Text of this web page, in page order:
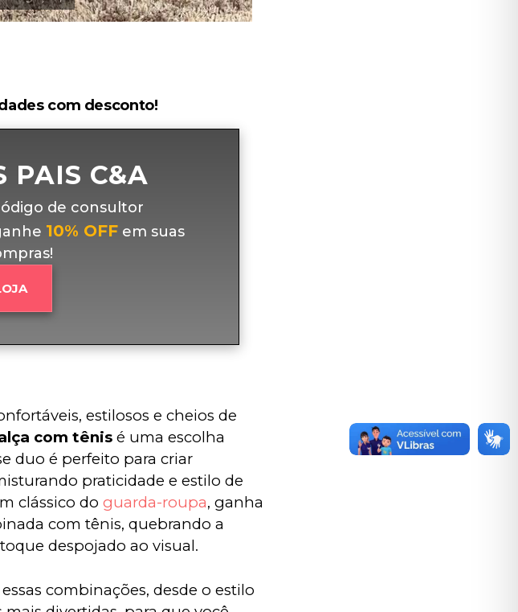
com desconto!
PAIS C&A
de consultor
10% OFFem suas
estilosos e cheios de
com tênis é uma escolha
duo é perfeito para criar
praticidade e estilo de
clássico do guarda-roupa, ganha
com tênis, quebrando a
despojado ao visual.
combinações, desde o estilo